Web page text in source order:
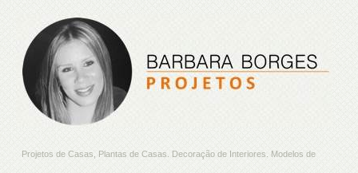
Projetos de Casas, Plantas de Casas. Decoração de Interiores. Modelos de